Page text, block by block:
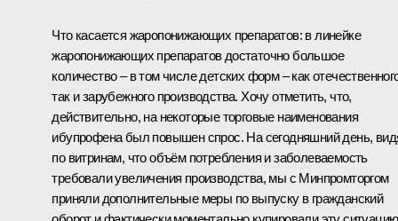
Что касается жаропонижающих препаратов: в линейке
жаропонижающих препаратов достаточно большое
количество – в том числе детских форм – как
так и зарубежного производства. Хочу отметить, что,
действительно, на некоторые торговые наименования
ибупрофена был повышен спрос. На сегодняшний день,
по витринам, что объём потребления и заболеваемость
требовали увеличения производства, мы с Минпромторгом
приняли дополнительные меры по выпуску в гражданский